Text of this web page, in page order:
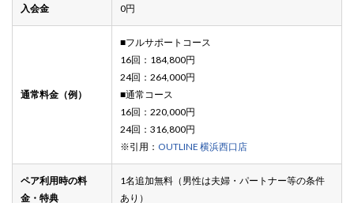
入会金 0円
通常料金（例）
■フルサポートコース
16回：184,800円
24回：264,000円
■通常コース
16回：220,000円
24回：316,800円
※引用： OUTLINE 横浜西口店
ペア利用時の料
金・特典
1名追加無料（男性は夫婦・パートナー等の条件
あり）